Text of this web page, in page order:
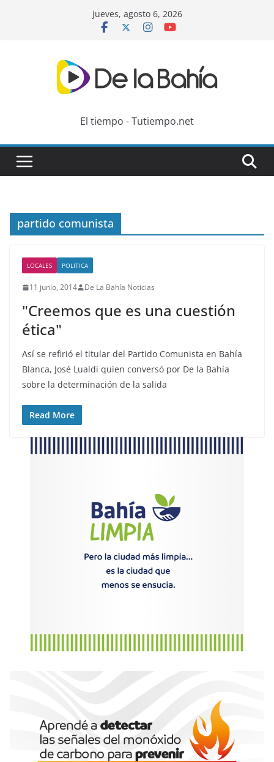
jueves, agosto 6, 2026
El tiempo - Tutiempo.net
partido comunista
LOCALES POLITICA
11 junio, 2014 De La Bahía Noticias
"Creemos que es una cuestión
ética"
Así se refirió el titular del Partido Comunista en Bahía
Blanca, José Lualdi quien conversó por De la Bahía
sobre la determinación de la salida
Read More